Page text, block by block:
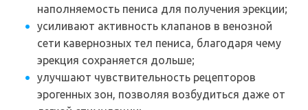
наполняемость пениса для получения эрекции;
усиливают активность клапанов в венозной
сети кавернозных тел пениса, благодаря чему
эрекция сохраняется дольше;
улучшают чувствительность рецепторов
эрогенных зон, позволяя возбудиться даже от